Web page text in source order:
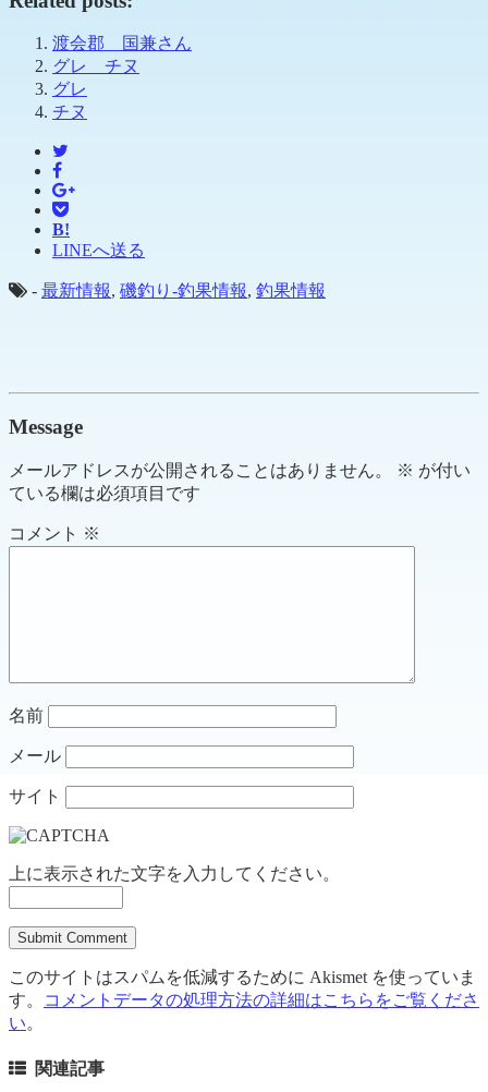
渡会郡 国兼さん
グレ チヌ
グレ
チヌ
B!
LINEへ送る
- 最新情報, 磯釣り-釣果情報, 釣果情報
Message
メールアドレスが公開されることはありません。 ※ が付い
ている欄は必須項目です
コメント ※
名前
メール
サイト
上に表示された文字を入力してください。
このサイトはスパムを低減するために Akismet を使っていま
す。
コメントデータの処理方法の詳細はこちらをご覧くださ
い。
関連記事